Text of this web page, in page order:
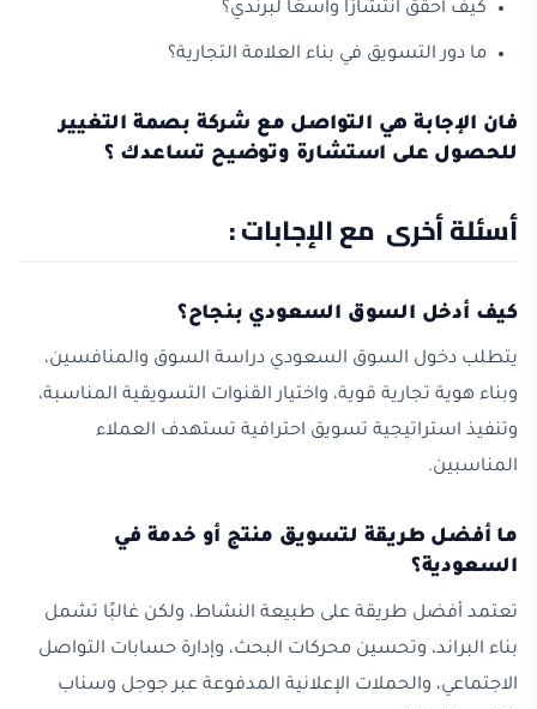
كيف أحقق انتشارًا واسعًا لبرندي؟
ما دور التسويق في بناء العلامة التجارية؟
فان الإجابة هي التواصل مع شركة بصمة التغيير
للحصول على استشارة وتوضيح تساعدك ؟
أسئلة أخرى مع الإجابات :
كيف أدخل السوق السعودي بنجاح؟
يتطلب دخول السوق السعودي دراسة السوق والمنافسين،
وبناء هوية تجارية قوية، واختيار القنوات التسويقية المناسبة،
وتنفيذ استراتيجية تسويق احترافية تستهدف العملاء
المناسبين.
ما أفضل طريقة لتسويق منتج أو خدمة في
السعودية؟
تعتمد أفضل طريقة على طبيعة النشاط، ولكن غالبًا تشمل
بناء البراند، وتحسين محركات البحث، وإدارة حسابات التواصل
الاجتماعي، والحملات الإعلانية المدفوعة عبر جوجل وسناب